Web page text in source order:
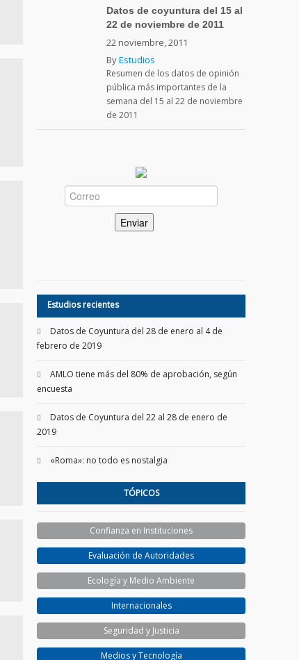
Datos de coyuntura del 15 al
22 de noviembre de 2011
22 noviembre, 2011
ByEstudios
Resumen de los datos de opinión
pública más importantes de la
semana del 15 al 22 de noviembre
de 2011
Estudios recientes
Datos de Coyuntura del 28 de enero al 4 de
febrero de 2019
AMLO tiene más del 80% de aprobación, según
encuesta
Datos de Coyuntura del 22 al 28 de enero de
2019
«Roma»: no todo es nostalgia
TÓPICOS
Confianza en Instituciones
Evaluación de Autoridades
Ecología y Medio Ambiente
Internacionales
Seguridad y Justicia
Medios y Tecnología